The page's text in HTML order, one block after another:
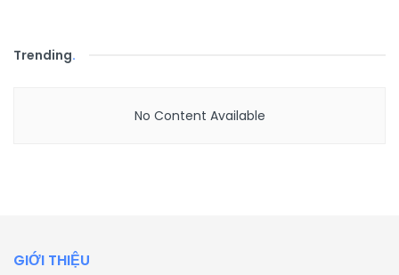
Trending.
No Content Available
GIỚI THIỆU